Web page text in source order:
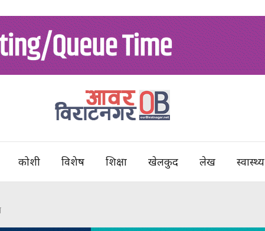
कोशी विशेष शिक्षा खेलकुद लेख स्वास्थ्य